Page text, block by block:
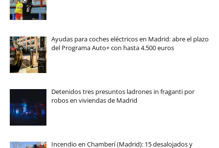
Ayudas para coches eléctricos en Madrid: abre el plazo
del Programa Auto+ con hasta 4.500 euros
Detenidos tres presuntos ladrones in fraganti por
robos en viviendas de Madrid
Incendio en Chamberí (Madrid): 15 desalojados y